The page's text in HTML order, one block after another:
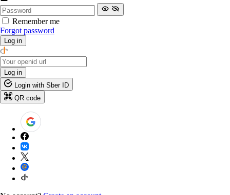
Remember me
Forgot password
Log in
Log in
Login with Sber ID
QR code